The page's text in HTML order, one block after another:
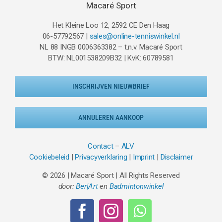
Macaré Sport
Het Kleine Loo 12, 2592 CE Den Haag
06-57792567 | sales@online-tenniswinkel.nl
NL 88 INGB 0006363382 – t.n.v. Macaré Sport
BTW: NL001538209B32 | KvK: 60789581
INSCHRIJVEN NIEUWBRIEF
ANNULEREN AANKOOP
Contact– ALV
Cookiebeleid |Privacyverklaring | Imprint | Disclaimer
© 2026 | Macaré Sport | All Rights Reserved
door:Ber|Arten Badmintonwinkel